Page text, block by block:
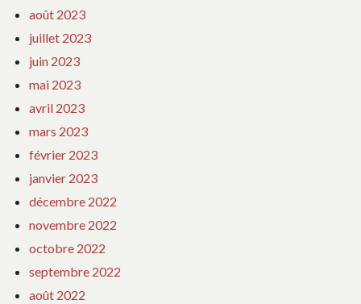
août 2023
juillet 2023
juin 2023
mai 2023
avril 2023
mars 2023
février 2023
janvier 2023
décembre 2022
novembre 2022
octobre 2022
septembre 2022
août 2022